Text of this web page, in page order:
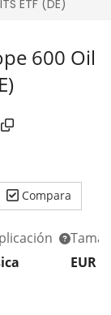
600 Oil
Compara
EUR